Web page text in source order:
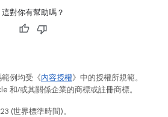
這對你有幫助嗎？
例均受《內容授權》中的授權所規範。
和/或其關係企業的商標或註冊商標。
(世界標準時間)。